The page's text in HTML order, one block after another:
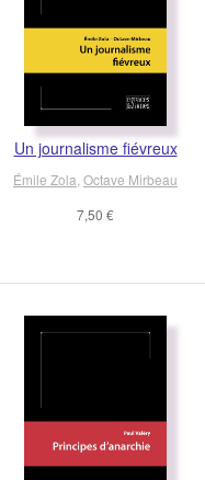
Un journalisme fiévreux
Émile Zola Octave Mirbeau
7,50 €